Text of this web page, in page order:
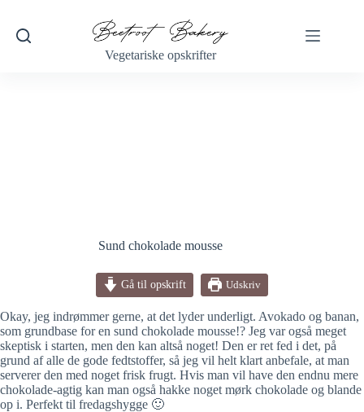
indhold
Vegetariske opskrifter
Sund chokolade mousse
Gå til opskrift Udskriv
Okay, jeg indrømmer gerne, at det lyder underligt. Avokado og banan,
som grundbase for en sund chokolade mousse!? Jeg var også meget
skeptisk i starten, men den kan altså noget! Den er ret fed i det, på
grund af alle de gode fedtstoffer, så jeg vil helt klart anbefale, at man
serverer den med noget frisk frugt. Hvis man vil have den endnu mere
chokolade-agtig kan man også hakke noget mørk chokolade og blande
op i. Perfekt til fredagshygge 🙂